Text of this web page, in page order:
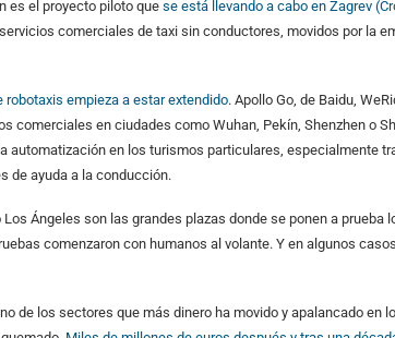
es el proyecto piloto que se está llevando a cabo en Zagrev
comerciales de taxi sin conductores, movidos por la
robotaxis empieza a estar extendido. Apollo Go, de Baidu,
comerciales en ciudades como Wuhan, Pekín, Shenzhen o
automatización en los turismos particulares, especialmente
de ayuda a la conducción.
Los Ángeles son las grandes plazas donde se ponen a prueba
comenzaron con humanos al volante. Y en algunos
de los sectores que más dinero ha movido y apalancado en